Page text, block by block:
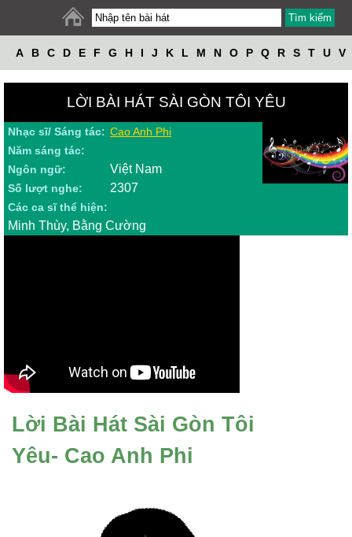
A B C D E F G H I J K L M N O P Q R S T U V
LỜI BÀI HÁT SÀI GÒN TÔI YÊU
Nhạc sĩ/ Sáng tác: Cao Anh Phi
Năm sáng tác:
Ngôn ngữ:
Việt Nam
Số lượt nghe: 2307
Các ca sĩ thể hiện:
Minh Thùy, Bằng Cường
Lời Bài Hát Sài Gòn Tôi
Yêu- Cao Anh Phi